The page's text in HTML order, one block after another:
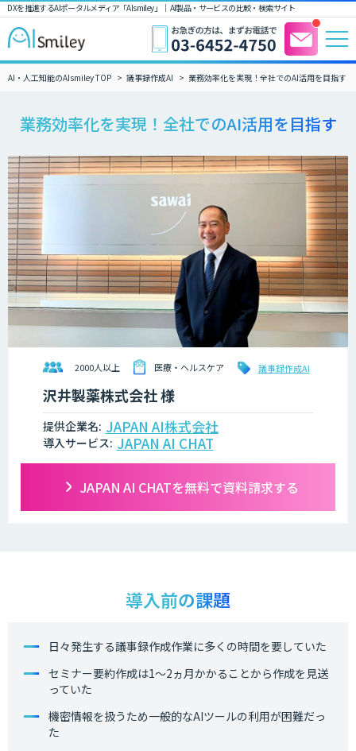
DXを推進するAIポータルメディア「AIsmiley」｜ AI製品・サービスの比較・検索サイト
AI・人工知能のAIsmiley TOP 議事録作成AI 業務効率化を実現！全社でのAI活用を目指す
業務効率化を実現！全社でのAI活用を目指す
2000人以上 医療・ヘルスケア 議事録作成AI
沢井製薬株式会社 様
提供企業名: JAPAN AI株式会社
導入サービス: JAPAN AI CHAT
JAPAN AI CHATを無料で資料請求する
導入前の課題
日々発生する議事録作成作業に多くの時間を要していた
セミナー要約作成は1〜2ヵ月かかることから作成を見送
っていた
機密情報を扱うため一般的なAIツールの利用が困難だっ
た